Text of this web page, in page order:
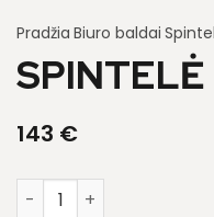
Pradžia Biuro baldai
143 €
produkto kiekis: